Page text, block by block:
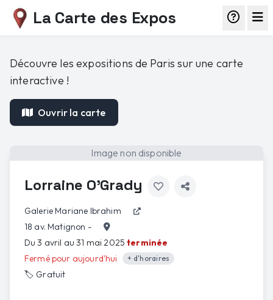
La Carte des Expos
Découvre les expositions de Paris sur une carte
interactive !
Ouvrir la carte
Image non disponible
Lorraine O’Grady
Galerie Mariane Ibrahim
18 av. Matignon -
Du 3 avril au 31 mai 2025terminée
Fermé pour aujourd'hui
+ d'horaires
🏷️ Gratuit